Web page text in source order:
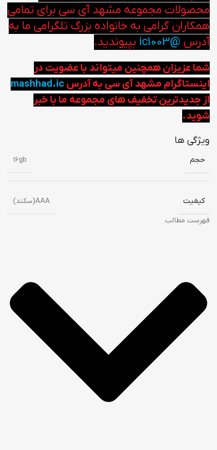
محصولات مجموعه مشهد آی سی برای تمامی
همکاران گرامی به خانواده بزرگ تلگرامی ما به
آدرس @ic1003 بپیوندید.
شما عزیزان همچنین میتواند با عضویت در
اینستاگرام مشهد آی سی به آدرس mashhad.ic
از جدیدترین تخفیف های مجموعه ما با خبر
شوید.
ویژگی ها
حجم 16gb
کیفیت
AAA(سکند)
فهرست مطالب